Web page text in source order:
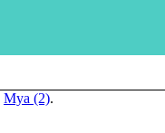
Mya (2).